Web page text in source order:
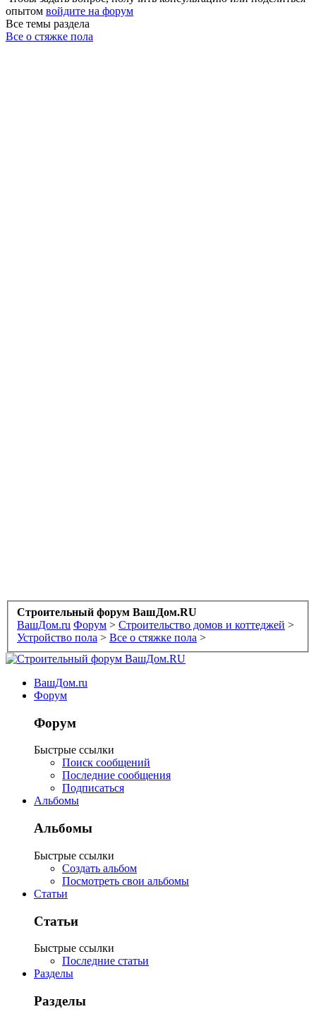
опытом войдите на форум
Все темы раздела
Все о стяжке пола
Строительный форум ВашДом.RU
ВашДом.ru Форум > Строительство домов и коттеджей >
Устройство пола > Все о стяжке пола >
ВашДом.ru
Форум
Форум
Быстрые ссылки
Поиск сообщений
Последние сообщения
Подписаться
Альбомы
Альбомы
Быстрые ссылки
Создать альбом
Посмотреть свои альбомы
Статьи
Статьи
Быстрые ссылки
Последние статьи
Разделы
Разделы